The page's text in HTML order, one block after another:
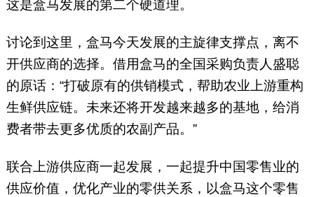
这是盒马发展的第二个硬道理。
讨论到这里，盒马今天发展的主旋律支撑点，离不
开供应商的选择。借用盒马的全国采购负责人盛聪
的原话：“打破原有的供销模式，帮助农业上游重构
生鲜供应链。未来还将开发越来越多的基地，给消
费者带去更多优质的农副产品。”
联合上游供应商一起发展，一起提升中国零售业的
供应价值，优化产业的零供关系，以盒马这个零售